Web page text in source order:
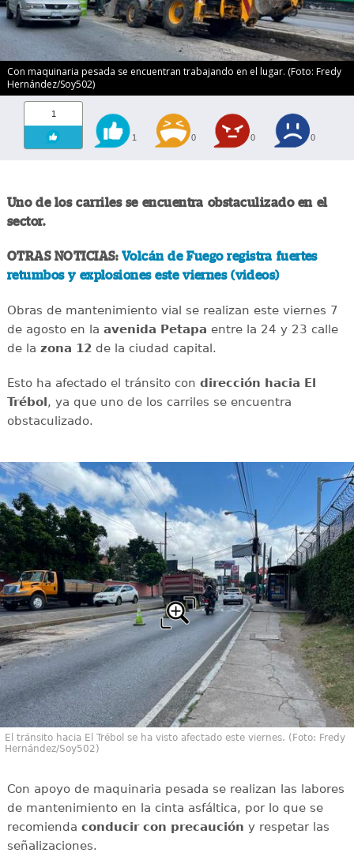
Con maquinaria pesada se encuentran trabajando en el lugar. (Foto: Fredy
Hernández/Soy502)
1
1 0 0 0
Uno de los carriles se encuentra obstaculizado en el
sector.
OTRAS NOTICIAS: Volcán de Fuego registra fuertes
retumbos y explosiones este viernes (videos)
Obras de mantenimiento vial se realizan este viernes 7
de agosto en la avenida Petapa entre la 24 y 23 calle
de la zona 12de la ciudad capital.
Esto ha afectado el tránsito con dirección hacia El
Trébol, ya que uno de los carriles se encuentra
obstaculizado.
El tránsito hacia El Trébol se ha visto afectado este viernes. (Foto: Fredy
Hernández/Soy502)
Con apoyo de maquinaria pesada se realizan las labores
de mantenimiento en la cinta asfáltica, por lo que se
recomienda conducir con precaución y respetar las
señalizaciones.